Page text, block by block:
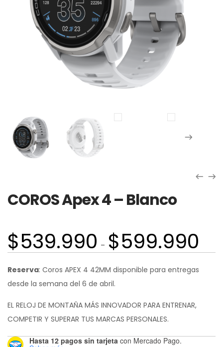
COROS Apex 4 – Blanco
$539.990 - $599.990de
Reserva: Coros APEX 4 42MM disponible para entregas
desde la semana del 6 de abril.
EL RELOJ DE MONTAÑA MÁS INNOVADOR PARA ENTRENAR,
COMPETIR Y SUPERAR TUS MARCAS PERSONALES.
Hasta 12 pagos sin tarjeta con Mercado Pago.